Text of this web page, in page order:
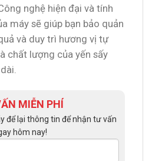
nghệ hiện đại và tính
máy sẽ giúp bạn bảo quản
và duy trì hương vị tự
chất lượng của yến sấy
MIỄN PHÍ
để lại thông tin để nhận tư vấn
hôm nay!